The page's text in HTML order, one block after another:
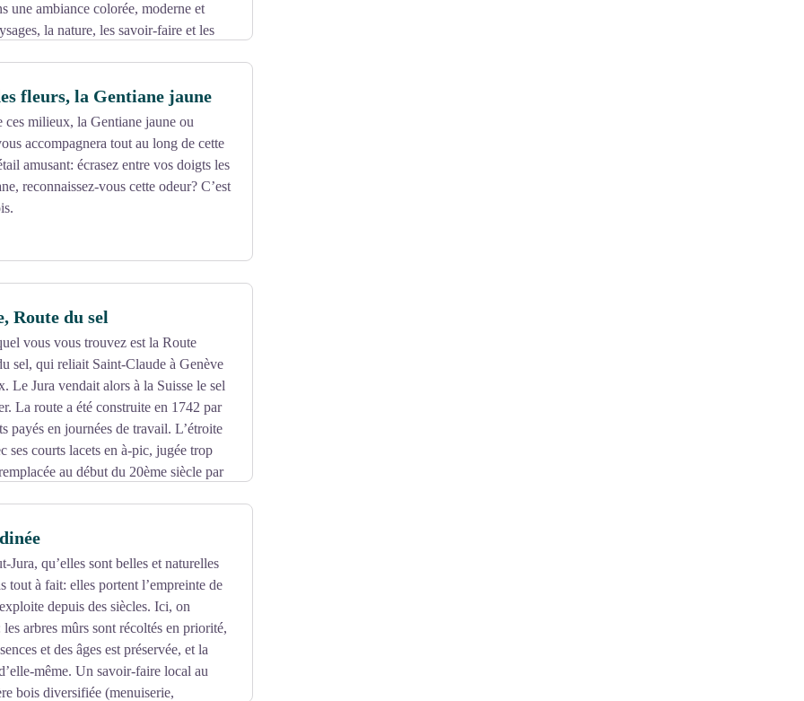
une ambiance colorée, moderne et
la nature, les savoir-faire et les
par ses sonorités exceptionnelles.
consacré à la géologie du massif
la visite.
fleurs, la Gentiane jaune
ces milieux, la Gentiane jaune ou
accompagnera tout au long de cette
amusant: écrasez entre vos doigts les
reconnaissez-vous cette odeur? C’est
Route du sel
vous vous trouvez est la Route
sel, qui reliait Saint-Claude à Genève
Le Jura vendait alors à la Suisse le sel
La route a été construite en 1742 par
payés en journées de travail. L’étroite
ses courts lacets en à-pic, jugée trop
au début du 20ème siècle par
Jura, qu’elles sont belles et naturelles
tout à fait: elles portent l’empreinte de
depuis des siècles. Ici, on
arbres mûrs sont récoltés en priorité,
et des âges est préservée, et la
même. Un savoir-faire local au
bois diversifiée (menuiserie,